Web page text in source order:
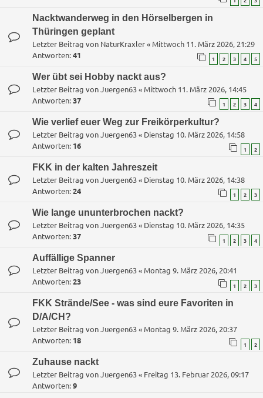
Nacktwanderweg in den Hörselbergen in
Thüringen geplant
Letzter Beitrag von NaturKraxler« Mittwoch 11. März 2026, 21:29
Antworten:41 1 2 3 4 5
Wer übt sei Hobby nackt aus?
Letzter Beitrag vonJuergen63« Mittwoch 11. März 2026, 14:45
Antworten:37 1 2 3 4
Wie verlief euer Weg zur Freikörperkultur?
Letzter Beitrag vonJuergen63« Dienstag 10. März 2026, 14:58
Antworten: 16 1 2
FKK in der kalten Jahreszeit
Letzter Beitrag vonJuergen63« Dienstag 10. März 2026, 14:38
Antworten:24 1 2 3
Wie lange ununterbrochen nackt?
Letzter Beitrag vonJuergen63« Dienstag 10. März 2026, 14:35
Antworten:37 1 2 3 4
Auffällige Spanner
Letzter Beitrag vonJuergen63« Montag 9. März 2026, 20:41
Antworten:23 1 2 3
FKK Strände/See - was sind eure Favoriten in
D/A/CH?
Letzter Beitrag vonJuergen63« Montag 9. März 2026, 20:37
Antworten: 18 1 2
Zuhause nackt
Letzter Beitrag vonJuergen63« Freitag 13. Februar 2026, 09:17
Antworten:9